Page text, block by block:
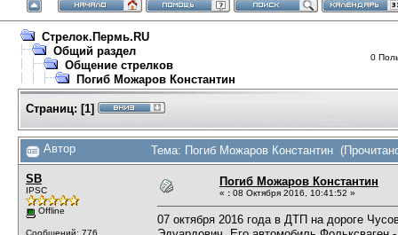
Стрелок.Пермь.RU
Общий раздел
Общение стрелков
Погиб Можаров Константин
0
Страниц: [1]
Автор Тема: Погиб Можаров Константин
SB
IPSC
Offline
Погиб Можаров Константин
« : 08 Октября 2016, 10:41:52 »
07 октября 2016 года в ДТП на дороге